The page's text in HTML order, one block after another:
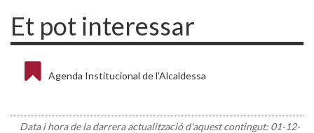
Et pot interessar
Agenda Institucional de l'Alcaldessa
Data i hora de la darrera actualització d'aquest contingut: 01-12-